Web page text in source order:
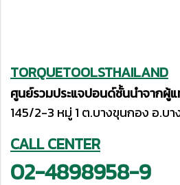
TORQUETOOLSTHAILAND
ศูนย์รวมประแจปอนด์ชั้นนำจากผู้
145/2-3 หมู่ 1 ต.บางขุนกอง อ.บา
CALL CENTER
02-4898958-9